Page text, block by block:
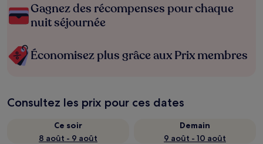
Gagnez des récompenses pour chaque
nuit séjournée
Économisez plus grâce aux Prix membres
Consultez les prix pour ces dates
Ce soir
8 août - 9 août
Demain
9 août - 10 août